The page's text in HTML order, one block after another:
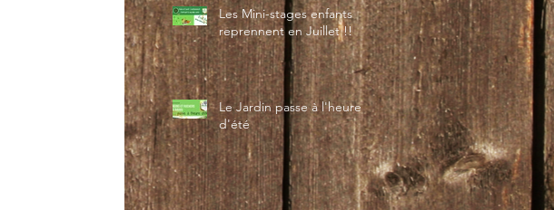
Les Mini-stages enfants
reprennent en Juillet !!
Le Jardin passe à l'heure
d'été